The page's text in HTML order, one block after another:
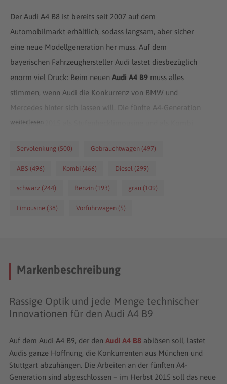
Der Audi A4 B8 ist bereits seit 2007 auf dem
Automobilmarkt erhältlich, sodass langsam, aber sicher
eine neue Modellgeneration her muss. Auf dem
bayerischen Fahrzeughersteller Audi lastet diesbezüglich
enorm viel Druck: Beim neuenAudi A4 B9 muss alles
stimmen, wenn Audi die Konkurrenz von BMW und
Mercedes hinter sich lassen will. Die fünfte A4-Generation
wird Ende 2015 als Stufenhecklimousine und als Kombi
haben die Ingolstädter den A4 optisch und vor allem auch
technisch überarbeitet. Der neue A4 kommt schärfer und
moderner als je zuvor.
weiterlesen
Servolenkung (500) Gebrauchtwagen (497)
ABS (496) Kombi (466) Diesel (299)
schwarz (244) Benzin (193) grau (109)
Limousine (38) Vorführwagen (5)
Markenbeschreibung
Rassige Optik und jede Menge technischer
Innovationen für den Audi A4 B9
Auf dem Audi A4 B9, der den Audi A4 B8 ablösen soll, lastet
Audis ganze Hoffnung, die Konkurrenten aus München und
Stuttgart abzuhängen. Die Arbeiten an der fünften A4-
Generation sind abgeschlossen – im Herbst 2015 soll das neue